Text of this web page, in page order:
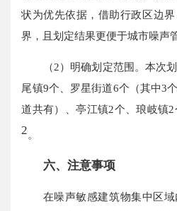
状为优先依据，借助行政区边
界，且划定结果更便于城市噪声
（2）明确划定范围。本次
尾镇9个、罗星街道6个（其中3
道共有）、亭江镇2个、琅岐镇
2。
六、 注意事项
在噪声敏感建筑物集中区